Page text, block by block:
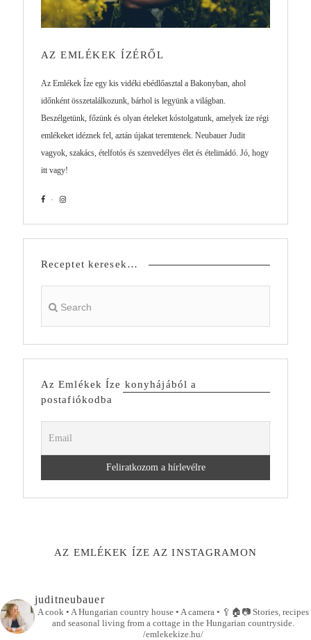
AZ EMLÉKEK ÍZÉRŐL
Az Emlékek Íze egy kis vidéki ebédlőasztal a Bakonyban, ahol
időnként összetalálkozunk, bárhol is legyünk a világban.
Beszélgetünk, főzünk és olyan ételeket kóstolgatunk, amelyek íze régi
emlékeket idéznek fel, aztán újakat teremtenek. Neubauer Judit
vagyok, szakács, ételfotós és szenvedélyes élet és ételimádó. Jó, hogy
itt vagy!
Receptet keresek…
Az Emlékek Íze konyhájából a
postafiókodba
AZ EMLÉKEK ÍZE AZ INSTAGRAMON
juditneubauer
A cook • A Hungarian country house • A camera • 🥄🏠📷Stories, recipes
and seasonal living from a cottage in the Hungarian countryside.
/emlekekize.hu/